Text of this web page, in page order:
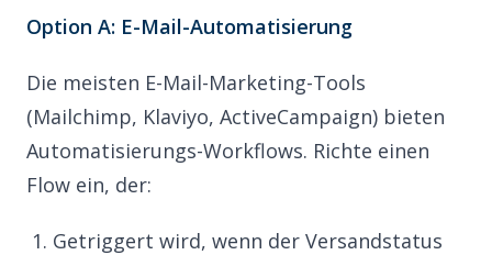
Option A: E-Mail-Automatisierung
Die meisten E-Mail-Marketing-Tools
(Mailchimp, Klaviyo, ActiveCampaign) bieten
Automatisierungs-Workflows. Richte einen
Flow ein, der:
Getriggert wird, wenn der Versandstatus